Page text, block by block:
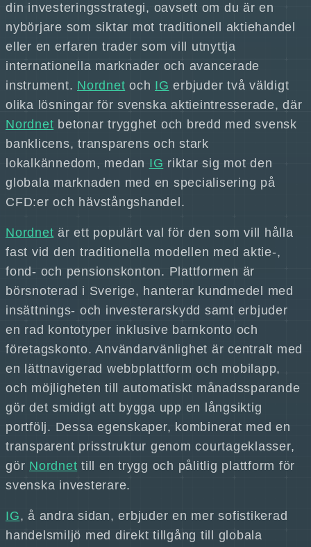
din investeringsstrategi, oavsett om du är en
nybörjare som siktar mot traditionell aktiehandel
eller en erfaren trader som vill utnyttja
internationella marknader och avancerade
instrument. Nordnet och IG erbjuder två väldigt
olika lösningar för svenska aktieintresserade, där
Nordnet betonar trygghet och bredd med svensk
banklicens, transparens och stark
lokalkännedom, medan IG riktar sig mot den
globala marknaden med en specialisering på
CFD:er och hävstångshandel.
Nordnet är ett populärt val för den som vill hålla
fast vid den traditionella modellen med aktie-,
fond- och pensionskonton. Plattformen är
börsnoterad i Sverige, hanterar kundmedel med
insättnings- och investerarskydd samt erbjuder
en rad kontotyper inklusive barnkonto och
företagskonto. Användarvänlighet är centralt med
en lättnavigerad webbplattform och mobilapp,
och möjligheten till automatiskt månadssparande
gör det smidigt att bygga upp en långsiktig
portfölj. Dessa egenskaper, kombinerat med en
transparent prisstruktur genom courtageklasser,
gör Nordnet till en trygg och pålitlig plattform för
svenska investerare.
IG, å andra sidan, erbjuder en mer sofistikerad
handelsmiljö med direkt tillgång till globala